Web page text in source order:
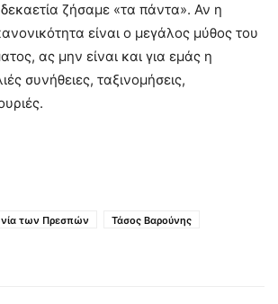
δεκαετία ζήσαμε «τα πάντα». Αν η
είναι ο μεγάλος μύθος του
ας μην είναι και για εμάς η
συνήθειες, ταξινομήσεις,
των Πρεσπών
Τάσος Βαρούνης